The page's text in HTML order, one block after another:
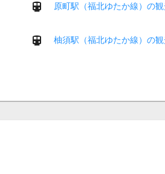
原町駅（福北ゆたか線）の
柚須駅（福北ゆたか線）の